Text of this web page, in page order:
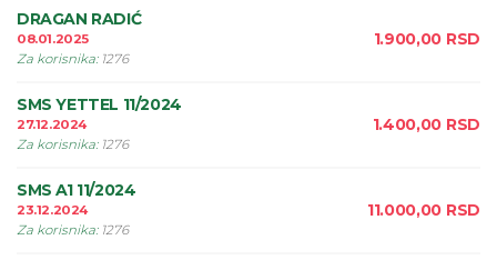
DRAGAN RADIĆ
08.01.2025
Za korisnika: 1276
1.900,00 RSD
SMS YETTEL 11/2024
27.12.2024
Za korisnika: 1276
1.400,00 RSD
SMS A1 11/2024
23.12.2024
Za korisnika: 1276
11.000,00 RSD